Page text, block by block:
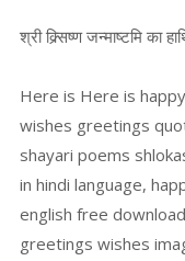
श्री क्र्सिष्ण जन्माष्टमि का
Here is Here is
wishes greetings
shayari poems
in hindi language,
english free
greetings wishes